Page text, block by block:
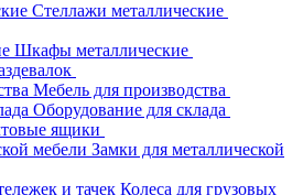
Стеллажи металлические
Шкафы металлические
Мебель для производства
Оборудование для склада
ящики
Замки для металлической
Колеса для грузовых